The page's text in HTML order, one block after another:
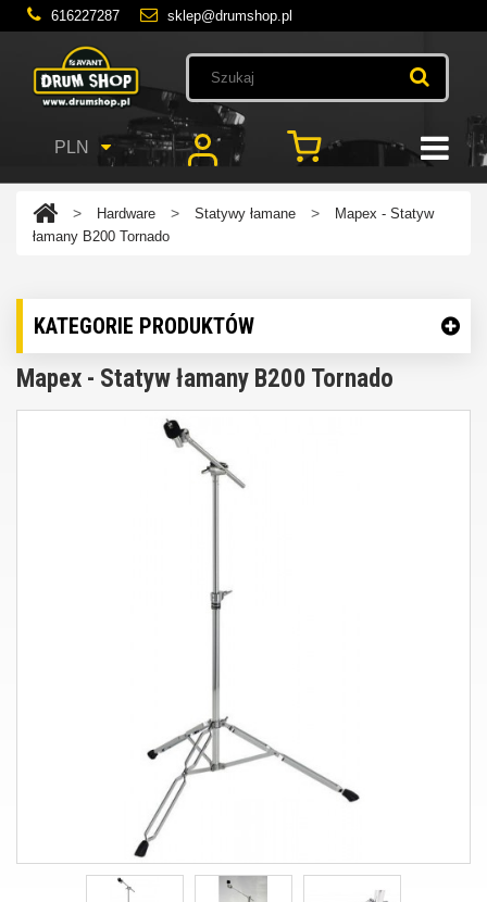
616227287 sklep@drumshop.pl
PLN
> Hardware > Statywy łamane >
Mapex - Statyw
łamany B200 Tornado
KATEGORIE PRODUKTÓW
Mapex - Statyw łamany B200 Tornado